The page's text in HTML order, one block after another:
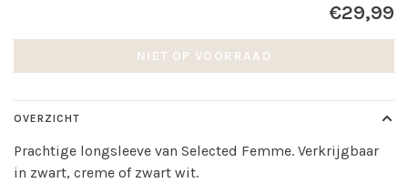
€29,99
NIET OP VOORRAAD
OVERZICHT
Prachtige longsleeve van Selected Femme. Verkrijgbaar
in zwart, creme of zwart wit.